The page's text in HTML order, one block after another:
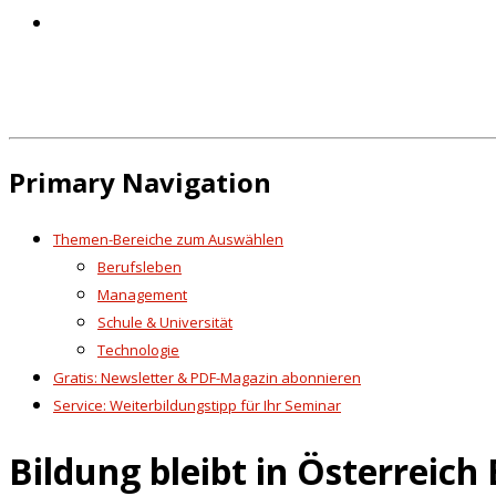
Primary Navigation
Themen-Bereiche zum Auswählen
Berufsleben
Management
Schule & Universität
Technologie
Gratis: Newsletter & PDF-Magazin abonnieren
Service: Weiterbildungstipp für Ihr Seminar
Bildung bleibt in Österreich